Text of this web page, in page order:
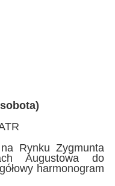
Rynku Zygmunta
Augustowa do
harmonogram